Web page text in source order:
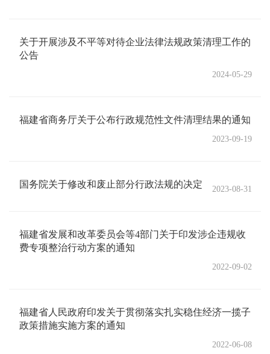
关于开展涉及不平等对待企业法律法规政策清理工作的
公告
2024-05-29
福建省商务厅关于公布行政规范性文件清理结果的通知
2023-09-19
国务院关于修改和废止部分行政法规的决定 2023-08-31
福建省发展和改革委员会等4部门关于印发涉企违规收
费专项整治行动方案的通知
2022-09-02
福建省人民政府印发关于贯彻落实扎实稳住经济一揽子
政策措施实施方案的通知
2022-06-08